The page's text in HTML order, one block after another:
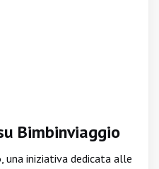
Bimbinviaggio
una iniziativa dedicata alle